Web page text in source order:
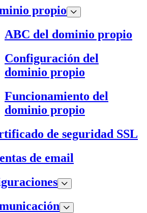
propio
ABC del dominio propio
Configuración del
dominio propio
Funcionamiento del
dominio propio
de seguridad SSL
de email